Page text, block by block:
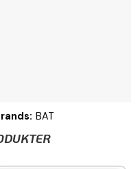
BAT